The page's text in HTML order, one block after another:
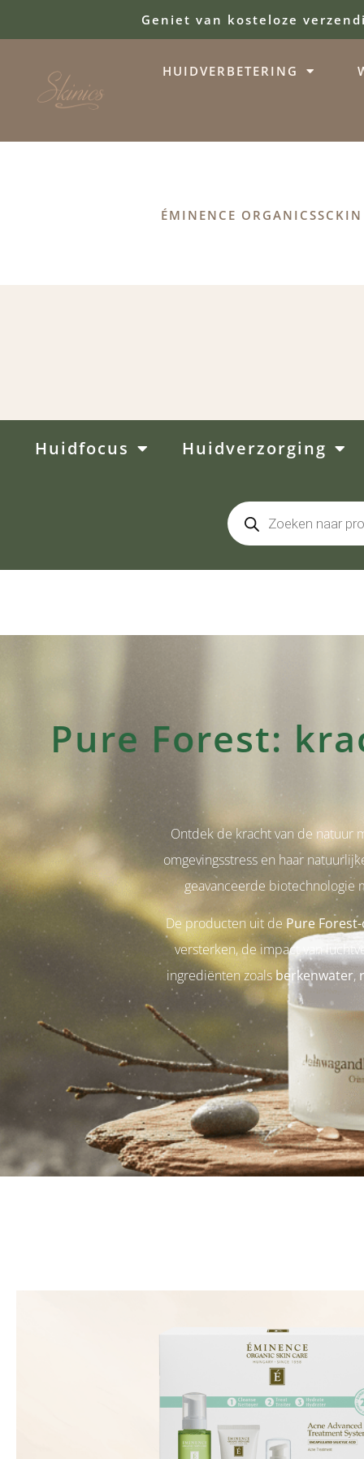
Geniet van kosteloze
HUIDVERBETERING
ÉMINENCE ORGANICS
Huidfocus Huidverzorging
Pure Forest:
Ontdek de kracht van de natuur
omgevingsstress en haar
geavanceerde biotechnologie
De producten uit de Pure
versterken, de impact van
ingrediënten zoalsberkenwater,